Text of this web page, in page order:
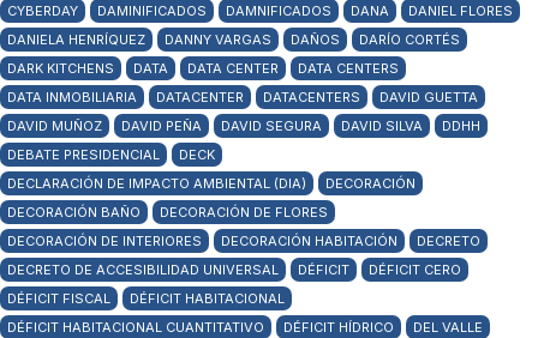
CYBERDAY
DAMINIFICADOS DAMNIFICADOS DANA
DANIEL FLORES
DANIELA HENRÍQUEZ
DANNY VARGAS DAÑOS
DARÍO CORTÉS
DARK KITCHENS
DATA DATA CENTER
DATA CENTERS
DATA INMOBILIARIA
DATACENTER DATACENTERS
DAVID GUETTA
DAVID MUÑOZ
DAVID PEÑA DAVID SEGURA DAVID SILVA
DDHH
DEBATE PRESIDENCIAL
DECK
DECLARACIÓN DE IMPACTO AMBIENTAL (DIA)
DECORACIÓN
DECORACIÓN BAÑO
DECORACIÓN DE FLORES
DECORACIÓN DE INTERIORES
DECORACIÓN HABITACIÓN
DECRETO
DECRETO DE ACCESIBILIDAD UNIVERSAL
DÉFICIT
DÉFICIT CERO
DÉFICIT FISCAL
DÉFICIT HABITACIONAL
DÉFICIT HABITACIONAL CUANTITATIVO
DÉFICIT HÍDRICO
DEL VALLE